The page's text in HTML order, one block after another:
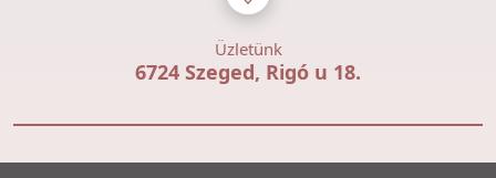
Üzletünk
6724 Szeged, Rigó u 18.